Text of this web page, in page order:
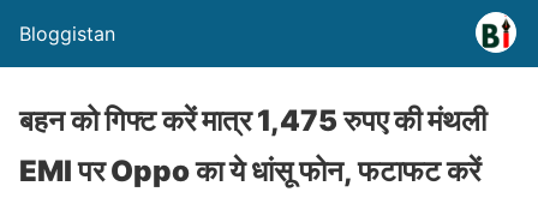
Bloggistan
बहन को गिफ्ट करें मात्र 1,475 रुपए की मंथली
EMI पर Oppo का ये धांसू फोन, फटाफट करें